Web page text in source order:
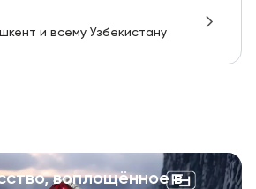
и всему Узбекистану
воплощённое в